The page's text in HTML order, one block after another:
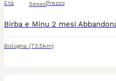
Età SessoPrezzo
Bologna (73.5km)